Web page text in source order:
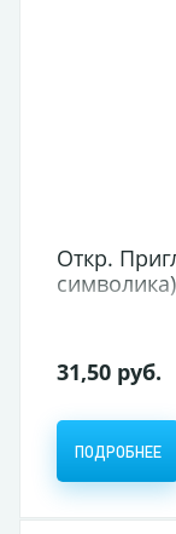
Откр.
31,50 руб.
ПОДРОБНЕЕ